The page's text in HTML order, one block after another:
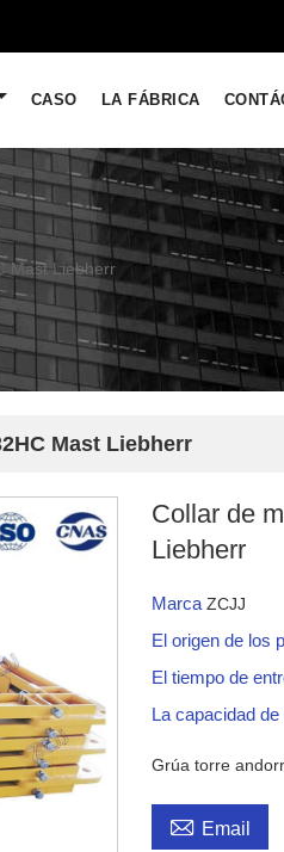
CASO LA FÁBRICA
Mast Liebherr
Mast Liebherr
Collar de
Liebherr
MarcaZCJJ
El origen de los
El tiempo de
La capacidad
Grúa torre
 Email